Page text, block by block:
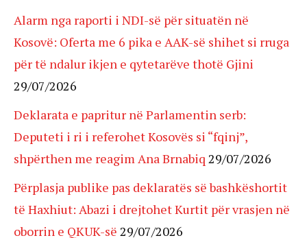
Alarm nga raporti i NDI-së për situatën në
Kosovë: Oferta me 6 pika e AAK-së shihet si rruga
për të ndalur ikjen e qytetarëve thotë Gjini
29/07/2026
Deklarata e papritur në Parlamentin serb:
Deputeti i ri i referohet Kosovës si “fqinj”,
shpërthen me reagim Ana Brnabiq 29/07/2026
Përplasja publike pas deklaratës së bashkëshortit
të Haxhiut: Abazi i drejtohet Kurtit për vrasjen në
oborrin e QKUK-së 29/07/2026